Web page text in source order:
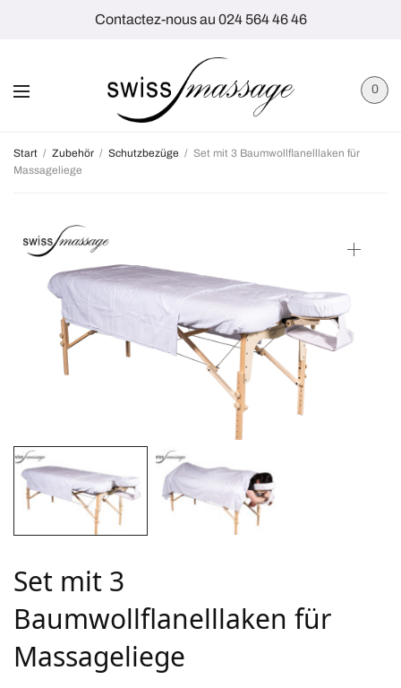
Contactez-nous au 024 564 46 46
0
Start / Zubehör / Schutzbezüge / Set mit 3 Baumwollflanelllaken für
Massageliege
Set mit 3
Baumwollflanelllaken für
Massageliege